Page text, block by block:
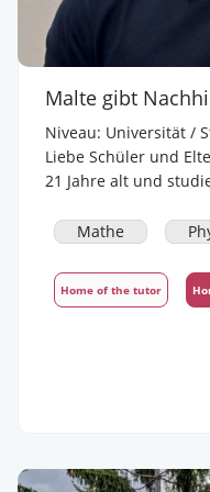
Niveau: Universität /
Liebe Schüler und Eltern, Mein Name ist
21 Jahre alt und
Bereits in der Schule
Physik unter die
Studium besitze ich
werden können. Bei
Motivation beim
Mathe
Home of the tutor